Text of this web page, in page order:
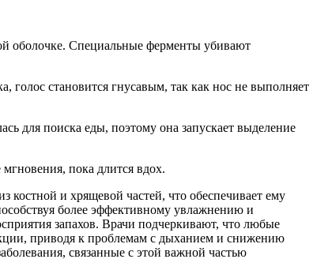
оболочке. Специальные ферменты убивают
голос становится гнусавым, так как нос не выполняет
для поиска еды, поэтому она запускает выделение
пока длится вдох.
костной и хрящевой частей, что обеспечивает ему
более эффективному увлажнению и
запахов. Врачи подчеркивают, что любые
приводя к проблемам с дыханием и снижению
связанные с этой важной частью